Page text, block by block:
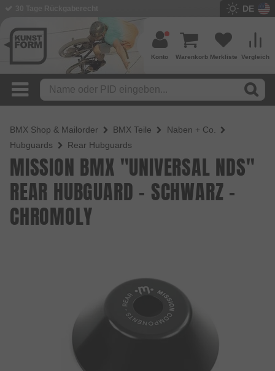
DE
Vergleich
Merkliste
Warenkorb
Konto
BMX Shop & Mailorder BMX Teile
Naben + Co.
Hubguards
Rear Hubguards
MISSION BMX "UNIVERSAL NDS"
REAR HUBGUARD - SCHWARZ -
CHROMOLY